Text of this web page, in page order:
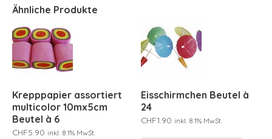
Ähnliche Produkte
Krepppapier assortiert
multicolor 10mx5cm
Beutel à 6
CHF5.90 inkl. 8.1% MwSt.
Eisschirmchen Beutel à
24
CHF1.90 inkl. 8.1% MwSt.